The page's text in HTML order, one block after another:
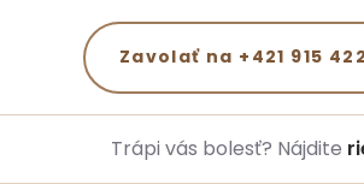
Zavolať na +421 915
Trápi vás bolesť? Nájdite